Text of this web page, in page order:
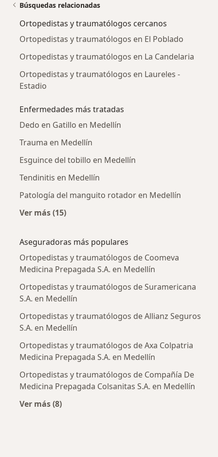
Búsquedas relacionadas
Ortopedistas y traumatólogos cercanos
Ortopedistas y traumatólogos en El Poblado
Ortopedistas y traumatólogos en La Candelaria
Ortopedistas y traumatólogos en Laureles -
Estadio
Enfermedades más tratadas
Dedo en Gatillo en Medellín
Trauma en Medellín
Esguince del tobillo en Medellín
Tendinitis en Medellín
Patología del manguito rotador en Medellín
Ver más (15)
Aseguradoras más populares
Ortopedistas y traumatólogos de Coomeva
Medicina Prepagada S.A. en Medellín
Ortopedistas y traumatólogos de Suramericana
S.A. en Medellín
Ortopedistas y traumatólogos de Allianz Seguros
S.A. en Medellín
Ortopedistas y traumatólogos de Axa Colpatria
Medicina Prepagada S.A. en Medellín
Ortopedistas y traumatólogos de Compañía De
Medicina Prepagada Colsanitas S.A. en Medellín
Ver más (8)